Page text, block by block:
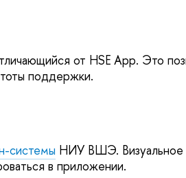
от HSE App. Это
поддержки.
системы НИУ ВШЭ. Визуальное
в приложении.